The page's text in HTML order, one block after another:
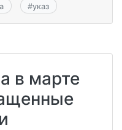
#указ
в марте